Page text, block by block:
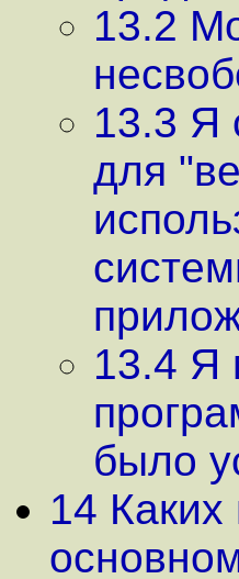
13.2
13.3 Я
для
13.4 Я
было
14